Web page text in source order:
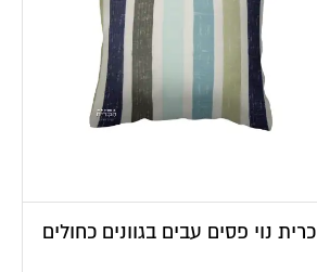
כרית נוי פסים עבים בגוונים כחולים